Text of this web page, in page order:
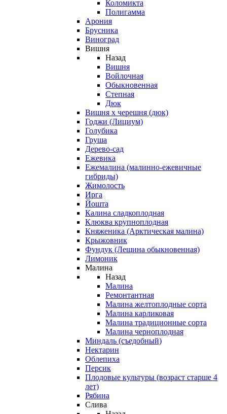
Коломикта
Полигамма
Арония
Брусника
Виноград
Вишня
Назад
Вишня
Войлочная
Обыкновенная
Степная
Дюк
Вишня х черешня (дюк)
Годжи (Лициум)
Голубика
Груша
Дерево-сад
Ежевика
Ежемалина (малинно-ежевичные
гибриды)
Жимолость
Ирга
Йошта
Калина сладкоплодная
Клюква крупноплодная
Княженика (Арктическая малина)
Крыжовник
Фундук (Лещина обыкновенная)
Лимоник
Малина
Назад
Малина
Ремонтантная
Малина желтоплодные сорта
Малина карликовая
Малина традиционные сорта
Малина черноплодная
Миндаль (съедобный)
Нектарин
Облепиха
Персик
Плодовые культуры (возраст старше 4
лет)
Рябина
Слива